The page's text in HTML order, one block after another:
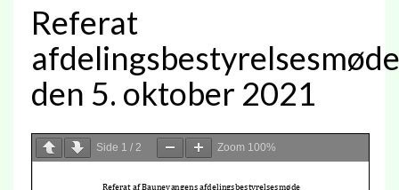
Referat
afdelingsbestyrelsesmøde
den 5. oktober 2021
Side 1 / 2 Zoom 100%